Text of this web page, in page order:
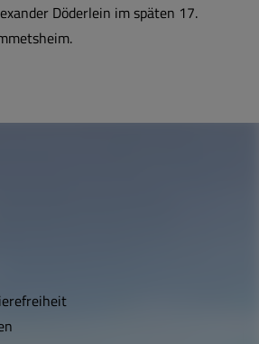
Döderlein im späten 17.